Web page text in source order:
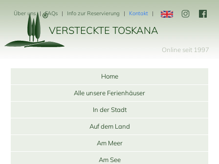
VERSTECKTE TOSKANA
Über uns FAQs Info zur Reservierung Kontakt
Online seit 1997
Home
Alle unsere Ferienhäuser
In der Stadt
Auf dem Land
Am Meer
Am See